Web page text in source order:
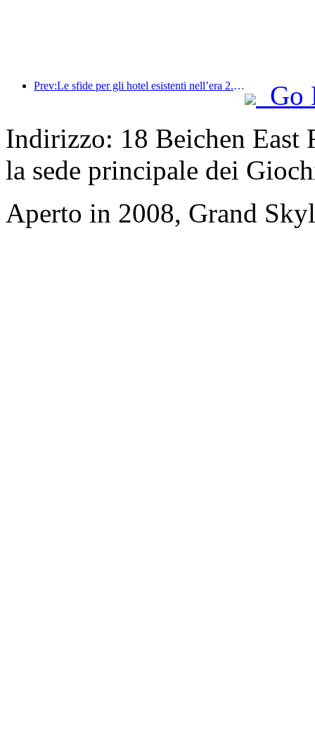
Prev:Le sfide per gli hotel esistenti nell’era 2.0: l’upgrading è il fulcro, la vera innovazione di valore
Go
Indirizzo: 18 Beichen
la sede principale dei
Aperto in 2008, Grand